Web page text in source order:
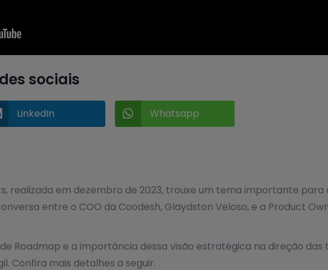
sociais
LinkedIn  Whatsapp
realizada em dezembro de 2023, trouxe um tema importante
entre o COO da Coodesh, Glaydston Veloso, e a Product
Roadmap e a importância dessa visão estratégica na direção
Confira mais detalhes a seguir.